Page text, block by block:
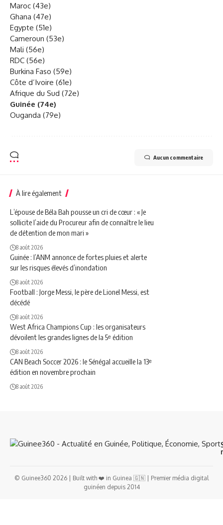
Maroc (43e)
Ghana (47e)
Egypte (51e)
Cameroun (53e)
Mali (56e)
RDC (56e)
Burkina Faso (59e)
Côte d’Ivoire (61e)
Afrique du Sud (72e)
Guinée (74e)
Ouganda (79e)
Aucun commentaire
À lire également
L’épouse de Béla Bah pousse un cri de cœur : « Je
sollicite l’aide du Procureur afin de connaître le lieu
de détention de mon mari »
8 août 2026
Guinée : l’ANM annonce de fortes pluies et alerte
sur les risques élevés d’inondation
8 août 2026
Football : Jorge Messi, le père de Lionel Messi, est
décédé
8 août 2026
West Africa Champions Cup : les organisateurs
dévoilent les grandes lignes de la 5ᵉ édition
8 août 2026
CAN Beach Soccer 2026 : le Sénégal accueille la 13ᵉ
édition en novembre prochain
8 août 2026
© Guinee360 2026 | Built with ❤️ in Guinea 🇬🇳 | Premier média digital
guinéen depuis 2014